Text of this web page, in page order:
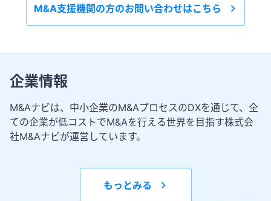
M&A支援機関の方のお問い合わせはこちら
企業情報
M&Aナビは、中小企業のM&AプロセスのDXを通じて、全
ての企業が低コストでM&Aを行える世界を目指す株式会
社M&Aナビが運営しています。
もっとみる